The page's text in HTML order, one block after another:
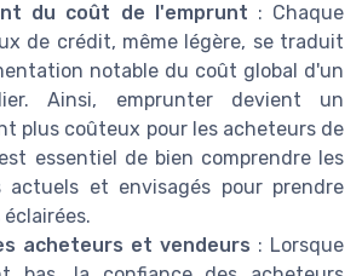
du coût de l'emprunt : Chaque
de crédit, même légère, se traduit
notable du coût global d'un
Ainsi, emprunter devient un
plus coûteux pour les acheteurs de
essentiel de bien comprendre les
actuels et envisagés pour prendre
acheteurs et vendeurs : Lorsque